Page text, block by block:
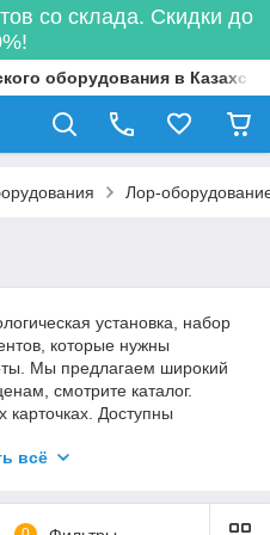
со склада. Скидки до
оборудования в
Лор-
установка, набор
которые нужны
Мы предлагаем широкий
смотрите каталог.
Доступны
на всех этапах
всё